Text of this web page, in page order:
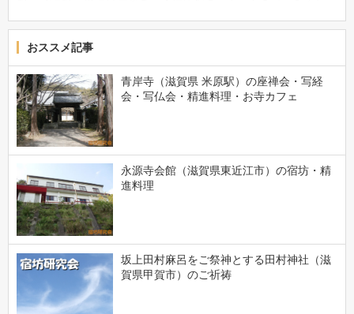
おススメ記事
青岸寺（滋賀県 米原駅）の座禅会・写経
会・写仏会・精進料理・お寺カフェ
永源寺会館（滋賀県東近江市）の宿坊・精
進料理
坂上田村麻呂をご祭神とする田村神社（滋
賀県甲賀市）のご祈祷